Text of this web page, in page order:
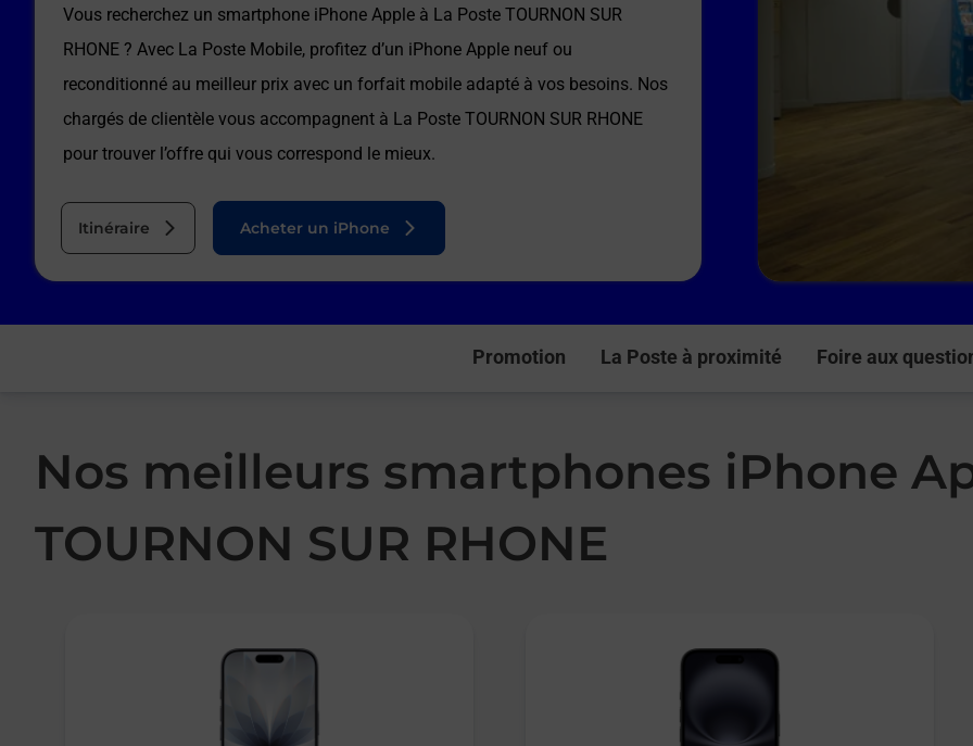
Vous recherchez un smartphone iPhone Apple à La Poste TOURNON SUR
RHONE ? Avec La Poste Mobile, profitez d’un iPhone Apple neuf ou
reconditionné au meilleur prix avec un forfait mobile adapté à vos besoins. Nos
chargés de clientèle vous accompagnent à La Poste TOURNON SUR RHONE
pour trouver l’offre qui vous correspond le mieux.
Itinéraire Acheter un iPhone
Promotion La Poste à proximité Foire aux
Nos meilleurs smartphones iPhone
TOURNON SUR RHONE